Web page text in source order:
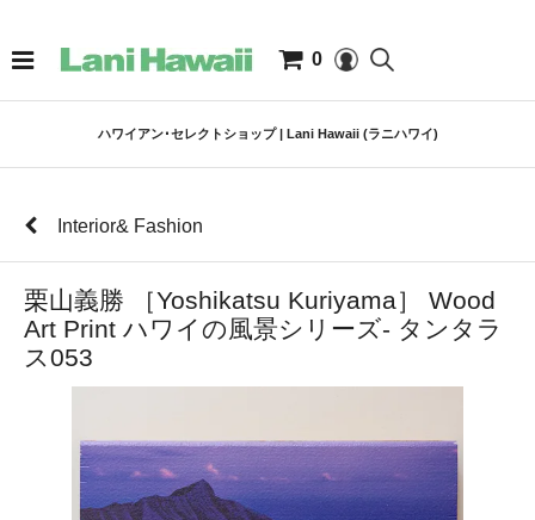
0
ハワイアン･セレクトショップ | Lani Hawaii (ラニハワイ)
Interior& Fashion
栗山義勝 ［Yoshikatsu Kuriyama］ Wood
Art Print ハワイの風景シリーズ- タンタラ
ス053